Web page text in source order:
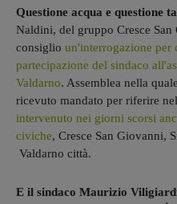
Questione acqua e questione
Naldini, del gruppo Cresce
consiglio un'interrogazione per
partecipazione del sindaco
Valdarno. Assemblea nella
ricevuto mandato per riferire
intervenuto nei giorni scorsi
civiche, Cresce San Giovanni,
Valdarno città.
E il sindaco Maurizio